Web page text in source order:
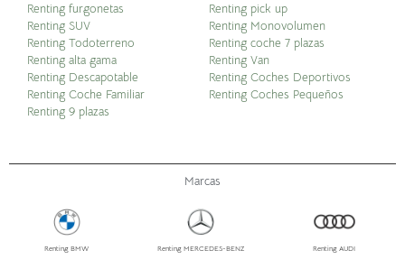
Renting furgonetas
Renting SUV
Renting Todoterreno
Renting alta gama
Renting Descapotable
Renting Coche Familiar
Renting 9 plazas
Renting pick up
Renting Monovolumen
Renting coche 7 plazas
Renting Van
Renting Coches Deportivos
Renting Coches Pequeños
Marcas
Renting BMW Renting MERCEDES-BENZ Renting AUDI